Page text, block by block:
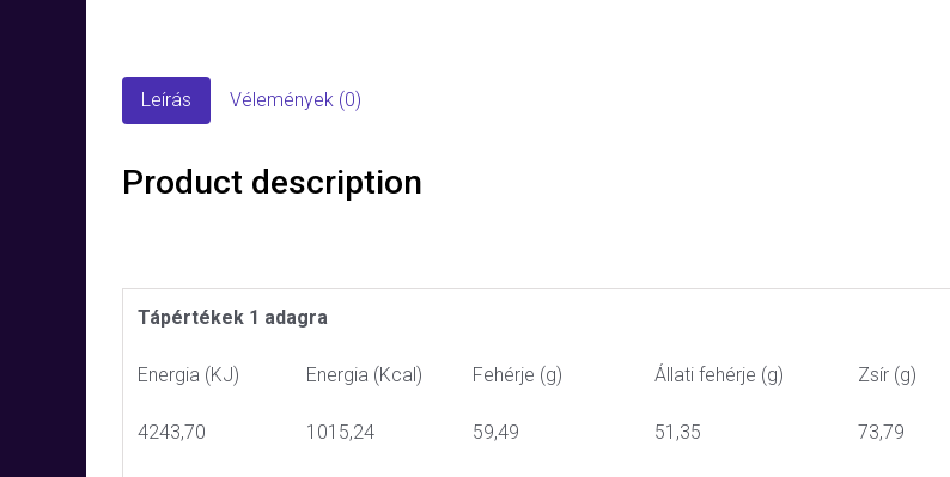
Leírás Vélemények (0)
Product description
Tápértékek 1 adagra
Energia (KJ) Energia (Kcal) Fehérje (g) Állati fehérje (g) Zsír (g)
4243,70 1015,24 59,49 51,35 73,79